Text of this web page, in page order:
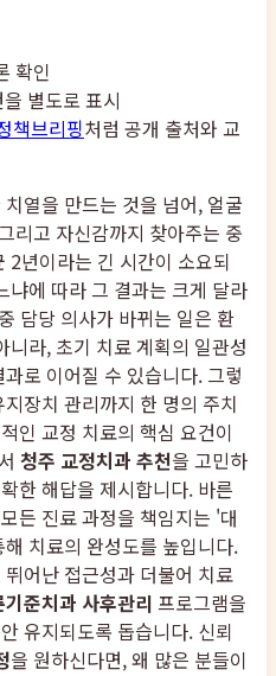
확인
별도로 표시
책브리핑처럼 공개 출처와 교
열을 만드는 것을 넘어, 얼굴
리고 자신감까지 찾아주는 중
2년이라는 긴 시간이 소요되
냐에 따라 그 결과는 크게 달라
담당 의사가 바뀌는 일은 환
라, 초기 치료 계획의 일관성
로 이어질 수 있습니다. 그렇
장치 관리까지 한 명의 주치
인 교정 치료의 핵심 요건이
청주 교정치과 추천을 고민하
한 해답을 제시합니다. 바른
든 진료 과정을 책임지는 '대
치료의 완성도를 높입니다.
뛰어난 접근성과 더불어 치료
기준치과 사후관리 프로그램을
유지되도록 돕습니다. 신뢰
을 원하신다면, 왜 많은 분들이